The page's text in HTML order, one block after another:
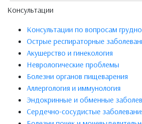
Консультации
Консультации по вопросам
Острые респираторные
Акушерство и гинекология
Неврологические проблемы
Болезни органов пищеварения
Аллергология и иммунология
Эндокринные и обменные
Сердечно-сосудистые